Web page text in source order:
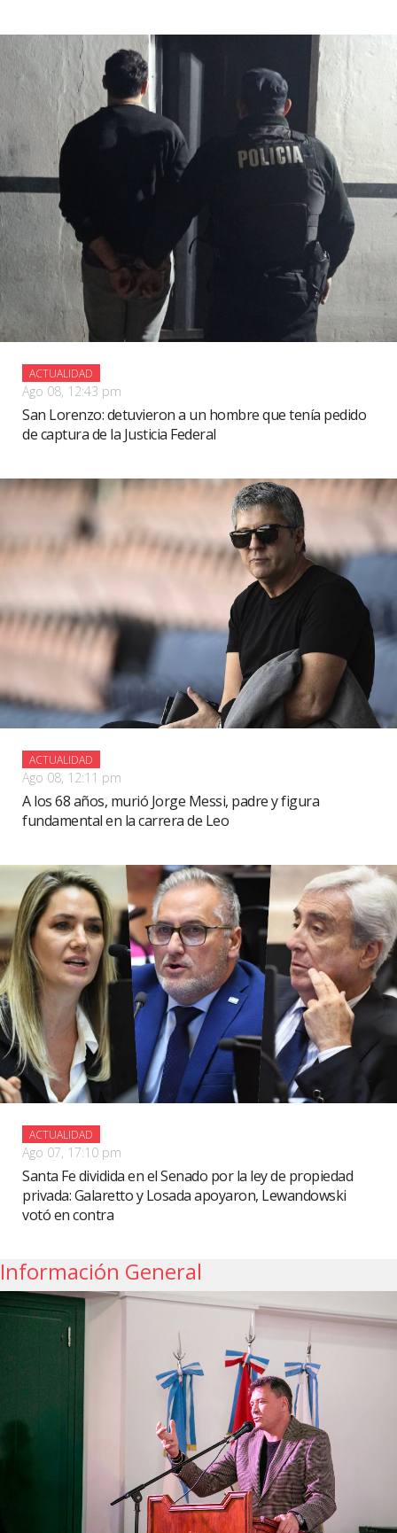
ACTUALIDAD
Ago 08, 12:43 pm
San Lorenzo: detuvieron a un hombre que tenía pedido
de captura de la Justicia Federal
ACTUALIDAD
Ago 08, 12:11 pm
A los 68 años, murió Jorge Messi, padre y figura
fundamental en la carrera de Leo
ACTUALIDAD
Ago 07, 17:10 pm
Santa Fe dividida en el Senado por la ley de propiedad
privada: Galaretto y Losada apoyaron, Lewandowski
votó en contra
Información General